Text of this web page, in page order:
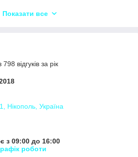
для нігтьової пластини!
Показати все
відгуків за рік
Нікополь, Україна
з 09:00 до 16:00
роботи